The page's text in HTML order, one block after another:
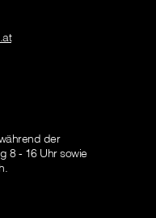
der
8 - 16 Uhr sowie